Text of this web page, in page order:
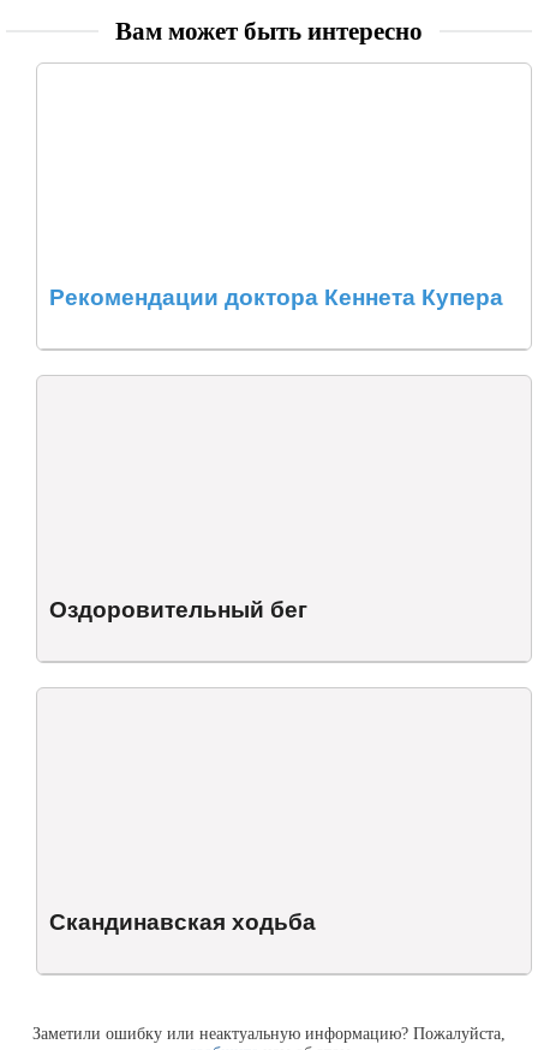
Вам может быть интересно
Рекомендации доктора Кеннета Купера
Оздоровительный бег
Скандинавская ходьба
Заметили ошибку или неактуальную информацию? Пожалуйста,